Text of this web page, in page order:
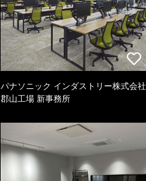
パナソニック インダストリー株式会社
郡山工場 新事務所